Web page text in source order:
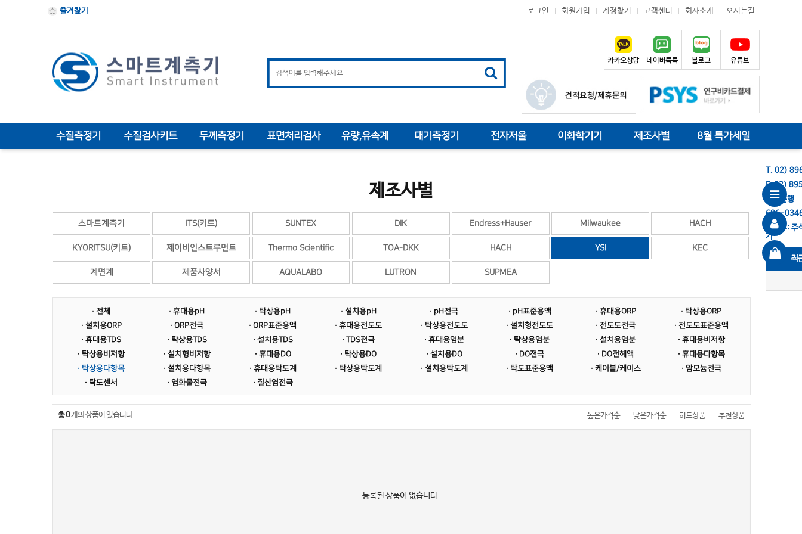
즐겨찾기 로그인 회원가입 계정찾기 고객센터 회사소개 오시는길
수질측정기 수질검사키트 두께측정기 표면처리검사 유량,유속계 대기측정기 전자저울 이화학기기 제조사별 8월 특가세일
T. 02)
F. 02)
기업은행
686-
예금주:
기
최
제조사별
스마트계측기 ITS(키트) SUNTEX DIK Endress+Hauser Milwaukee HACH
KYORITSU(키트) 제이비인스트루먼트 Thermo Scientific TOA-DKK HACH YSI KEC
계면계 제품사양서 AQUALABO LUTRON SUPMEA
· 전체 · 휴대용pH · 탁상용pH · 설치용pH · pH전극 · pH표준용액 · 휴대용ORP
· 탁상용ORP
· 설치용ORP
· ORP전극 · ORP표준용액 · 휴대용전도도 · 탁상용전도도 · 설치형전도도 · 전도도전극
· 전도도표준용액
· 휴대용TDS
· 탁상용TDS · 설치용TDS · TDS전극 · 휴대용염분 · 탁상용염분 · 설치용염분
· 휴대용비저항
· 탁상용비저항
· 설치형비저항 · 휴대용DO · 탁상용DO · 설치용DO · DO전극 · DO전해액
· 휴대용다항목
· 탁상용다항목
· 설치용다항목 · 휴대용탁도계 · 탁상용탁도계 · 설치용탁도계 · 탁도표준용액 · 케이블/케이스
· 암모늄전극
· 탁도센서
· 염화물전극 · 질산염전극
총 0개의 상품이 있습니다. 높은가격순 낮은가격순 히트상품 추천상품
등록된 상품이 없습니다.